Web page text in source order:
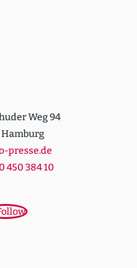
Weg 94
Hamburg
presse.de
450 384 10